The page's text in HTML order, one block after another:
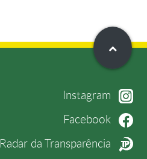
Instagram
Facebook
Radar da Transparência